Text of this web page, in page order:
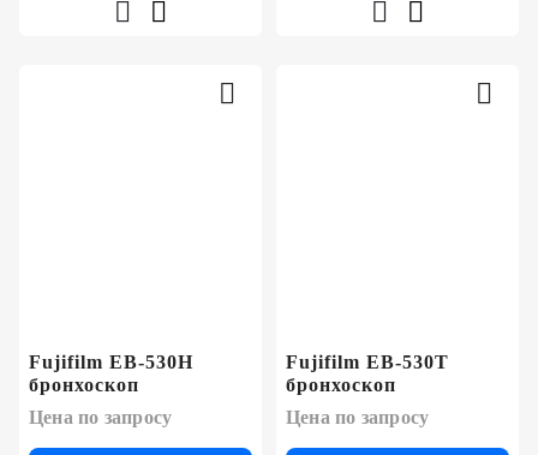
Fujifilm EB-530H
бронхоскоп
Цена по запросу
Fujifilm EB-530T
бронхоскоп
Цена по запросу